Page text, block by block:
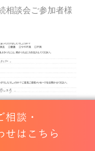
相談会ご参加者様
りました